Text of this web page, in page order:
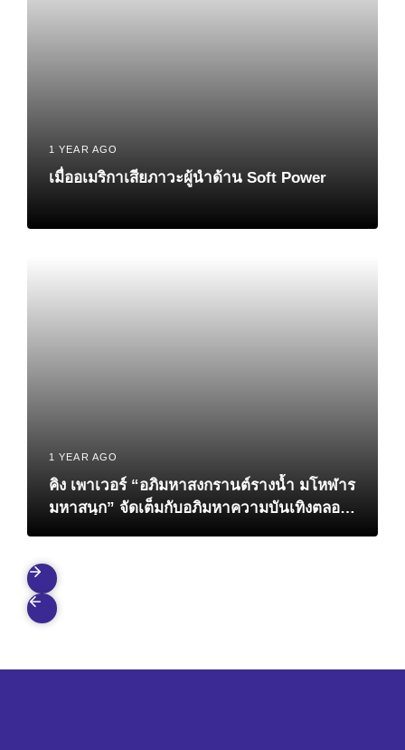
1 YEAR AGO
เมื่ออเมริกาเสียภาวะผู้นำด้าน Soft Power
1 YEAR AGO
คิง เพาเวอร์ “อภิมหาสงกรานต์รางน้ำ มโหฬาร
มหาสนุก” จัดเต็มกับอภิมหาความบันเทิงตลอด